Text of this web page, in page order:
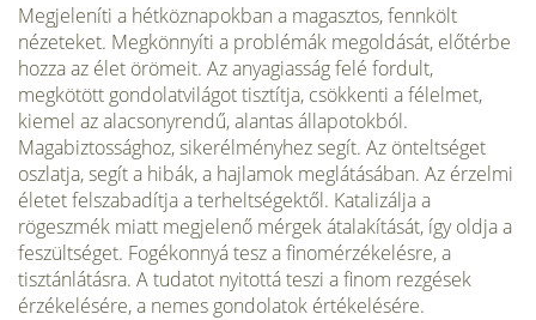
Megjeleníti a hétköznapokban a magasztos, fennkölt
nézeteket. Megkönnyíti a problémák megoldását, előtérbe
hozza az élet örömeit. Az anyagiasság felé fordult,
megkötött gondolatvilágot tisztítja, csökkenti a félelmet,
kiemel az alacsonyrendű, alantas állapotokból.
Magabiztossághoz, sikerélményhez segít. Az önteltséget
oszlat­ja, segít a hibák, a hajlamok meglátásában. Az érzelmi
életet felszabadítja a terhelt­ségektől. Katalizálja a
rögeszmék miatt megjelenő mérgek átalakítását, így oldja a
feszültséget. Fogékonnyá tesz a finomérzékelésre, a
tisztánlátásra. A tudatot nyitottá teszi a finom rezgések
érzékelésére, a nemes gondolatok értékelésére.